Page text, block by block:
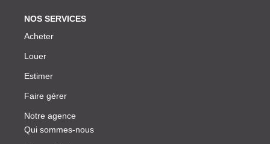
NOS SERVICES
Acheter
Louer
Estimer
Faire gérer
Notre agence
Qui sommes-nous